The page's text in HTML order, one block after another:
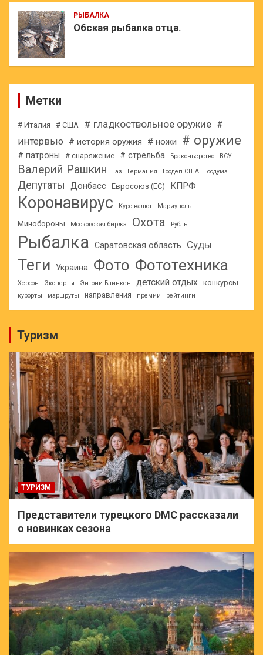
РЫБАЛКА
Обская рыбалка отца.
Метки
# Италия # США # гладкоствольное оружие #
интервью
# история оружия # ножи # оружие
# патроны # снаряжение # стрельба Браконьерство ВСУ
Валерий Рашкин Газ Германия Госдеп США Госдума
Депутаты Донбасс Евросоюз (ЕС) КПРФ
Коронавирус Курс валют Мариуполь
Минобороны Московская биржа Охота Рубль
Рыбалка Саратовская область Суды
Теги Украина Фото Фототехника
Херсон Эксперты Энтони Блинкен детский отдых конкурсы
курорты маршруты направления премии рейтинги
Туризм
ТУРИЗМ
Представители турецкого DMC рассказали
о новинках сезона